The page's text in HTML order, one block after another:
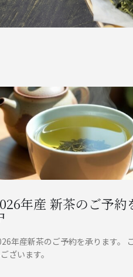
年産 新茶のご予約
年産新茶のご予約を承ります。
ざいます。